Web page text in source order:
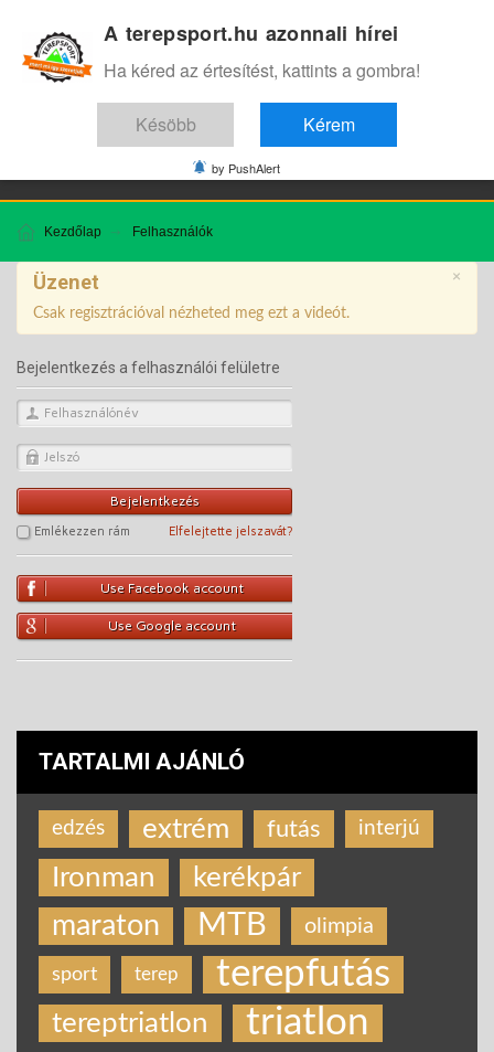
.
Kezdőlap Felhasználók
×
Üzenet
Csak regisztrációval nézheted meg ezt a videót.
Bejelentkezés a felhasználói felületre
Bejelentkezés
Emlékezzen rám Elfelejtette jelszavát?
Use Facebook account
Use Google account
TARTALMI AJÁNLÓ
edzés extrém futás interjú
Ironman kerékpár
maraton MTB olimpia
sport terep terepfutás
tereptriatlon triatlon
A terepsport.hu azonnali hírei
Ha kéred az értesítést, kattints a gombra!
Késöbb Kérem
by PushAlert